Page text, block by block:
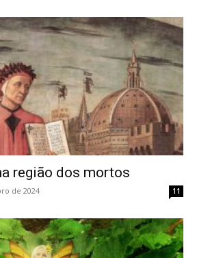
região dos mortos
de 2024 11